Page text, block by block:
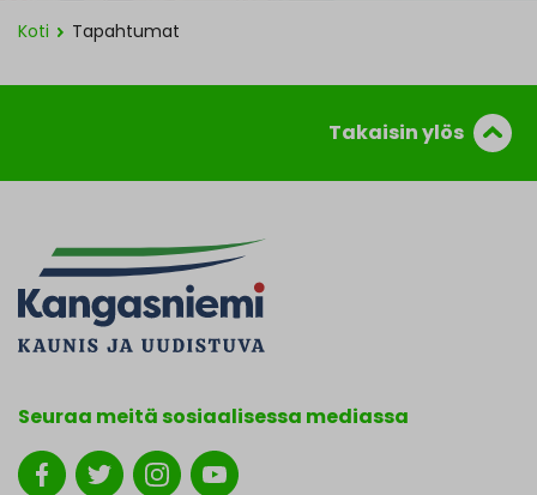
Koti Tapahtumat
Takaisin ylös
Seuraa meitä sosiaalisessa mediassa